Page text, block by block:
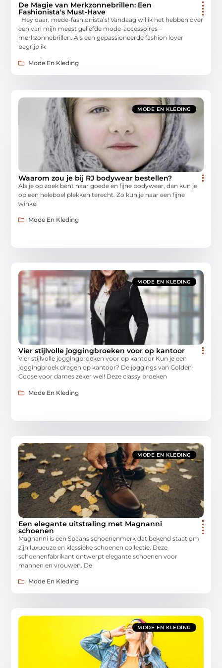
De Magie van Merkzonnebrillen: Een
Fashionista's Must-Have
Hey daar, mede-fashionista’s! Vandaag wil ik het hebben over
een van mijn meest geliefde mode-accessoires –
merkzonnebrillen. Als een gepassioneerde fashion lover
begrijp ik
Mode En Kleding
MODE EN KLEDING
Waarom zou je bij RJ bodywear bestellen?
Als je op zoek bent naar goede en fijne bodywear, dan kun je
op een heleboel plekken terecht. Zo kun je naar een fijne
winkel
Mode En Kleding
MODE EN KLEDING
Vier stijlvolle joggingbroeken voor op kantoor
Vier stijlvolle joggingbroeken voor op kantoor Kun je een
joggingbroek dragen op kantoor? De joggings van Golden
Goose voor dames zeker wel! Deze classy broeken
Mode En Kleding
MODE EN KLEDING
Een elegante uitstraling met Magnanni
schoenen
Magnanni is een Spaans schoenenmerk dat bekend staat om
zijn luxueuze en klassieke schoenen collectie. Deze
schoenenfabrikant ontwerpt elegante schoenen voor
mannen en vrouwen. De
Mode En Kleding
MODE EN KLEDING